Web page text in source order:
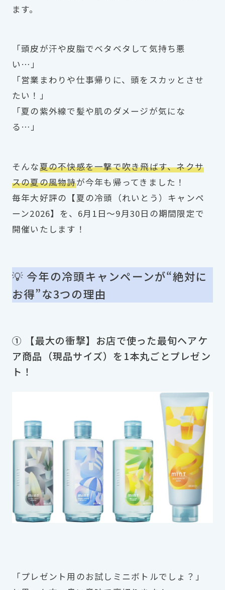
ます。
「頭皮が汗や皮脂でベタベタして気持ち悪
い…」
「営業まわりや仕事帰りに、頭をスカッとさせ
たい！」
「夏の紫外線で髪や肌のダメージが気にな
る…」
そんな夏の不快感を一撃で吹き飛ばす、ネクサ
スの夏の風物詩が今年も帰ってきました！
毎年大好評の【夏の冷頭（れいとう）キャンペ
ーン2026】を、6月1日〜9月30日の期間限定で
開催いたします！
💡 今年の冷頭キャンペーンが“絶対に
お得”な3つの理由
① 【最大の衝撃】お店で使った最旬ヘアケ
ア商品（現品サイズ）を1本丸ごとプレゼン
ト！
「プレゼント用のお試しミニボトルでしょ？」